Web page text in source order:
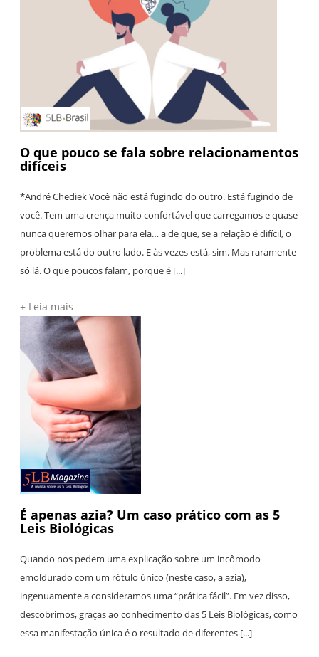
O que pouco se fala sobre relacionamentos
difíceis
*André Chediek Você não está fugindo do outro. Está fugindo de
você. Tem uma crença muito confortável que carregamos e quase
nunca queremos olhar para ela… a de que, se a relação é difícil, o
problema está do outro lado. E às vezes está, sim. Mas raramente
só lá. O que poucos falam, porque é [...]
+ Leia mais
É apenas azia? Um caso prático com as 5
Leis Biológicas
Quando nos pedem uma explicação sobre um incômodo
emoldurado com um rótulo único (neste caso, a azia),
ingenuamente a consideramos uma “prática fácil”. Em vez disso,
descobrimos, graças ao conhecimento das 5 Leis Biológicas, como
essa manifestação única é o resultado de diferentes [...]